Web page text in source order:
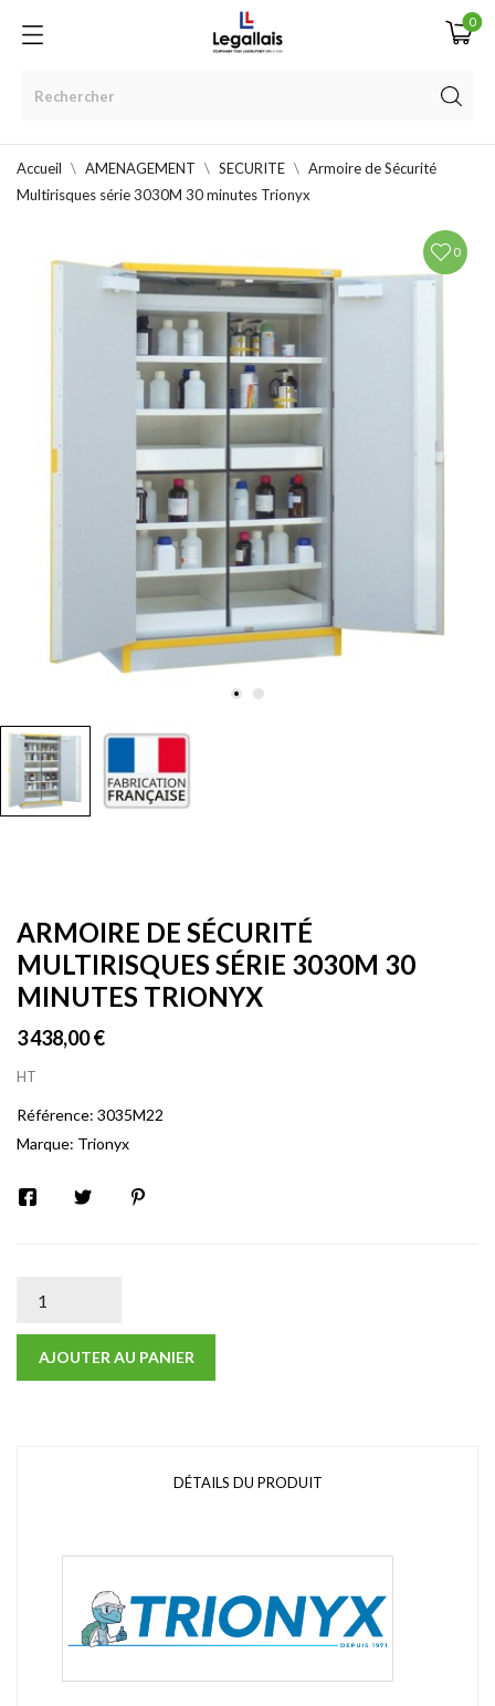
0
Accueil AMENAGEMENT SECURITE
Armoire de Sécurité
Multirisques série 3030M 30 minutes Trionyx
0
ARMOIRE DE SÉCURITÉ
MULTIRISQUES SÉRIE 3030M 30
MINUTES TRIONYX
3 438,00 €
HT
Référence: 3035M22
Marque: Trionyx
AJOUTER AU PANIER
DÉTAILS DU PRODUIT